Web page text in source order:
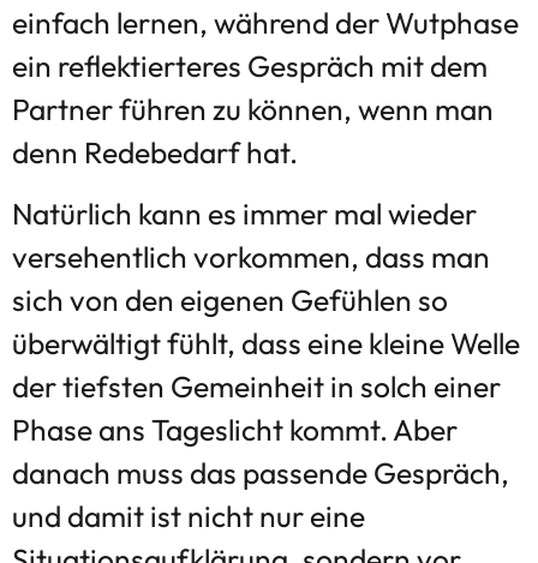
einfach lernen, während der Wutphase
ein reflektierteres Gespräch mit dem
Partner führen zu können, wenn man
denn Redebedarf hat.
Natürlich kann es immer mal wieder
versehentlich vorkommen, dass man
sich von den eigenen Gefühlen so
überwältigt fühlt, dass eine kleine Welle
der tiefsten Gemeinheit in solch einer
Phase ans Tageslicht kommt. Aber
danach muss das passende Gespräch,
und damit ist nicht nur eine